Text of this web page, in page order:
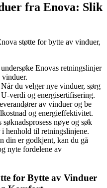
fra Enova: Slik
støtte for bytte av vinduer,
Enovas retningslinjer
du velger nye vinduer, sørg
verdi og energisertifisering.
av vinduer og be
og energieffektivitet.
nøye og søk
henhold til retningslinjene.
din er godkjent, kan du gå
nyte fordelene av
for Bytte av Vinduer